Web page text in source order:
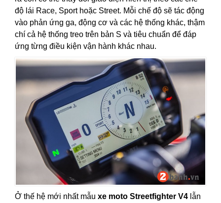
độ lái Race, Sport hoặc Street. Mỗi chế độ sẽ tác động
vào phản ứng ga, động cơ và các hệ thống khác, thậm
chí cả hệ thống treo trên bản S và tiêu chuẩn để đáp
ứng từng điều kiện vận hành khác nhau.
Ở thế hệ mới nhất mẫu xe moto Streetfighter V4 lẫn